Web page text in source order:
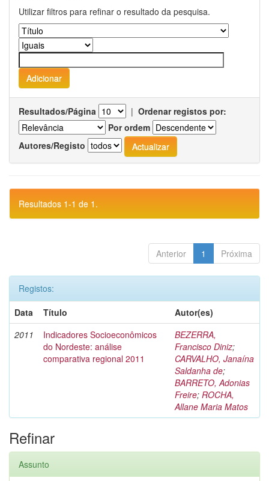
Utilizar filtros para refinar o resultado da pesquisa.
Resultados/Página | Ordenar registos por:
Por ordem
Autores/Registo
Resultados 1-1 de 1.
Anterior 1 Próxima
Registos:
Data
Título
Autor(es)
2011
Indicadores Socioeconômicos
do Nordeste: análise
comparativa regional 2011
BEZERRA,
Francisco Diniz;
CARVALHO, Janaína
Saldanha de;
BARRETO, Adonias
Freire; ROCHA,
Allane Maria Matos
Refinar
Assunto